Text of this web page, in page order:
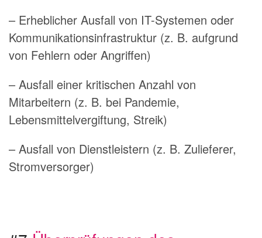
– Erheblicher Ausfall von IT-Systemen oder
Kommunikationsinfrastruktur (z. B. aufgrund
von Fehlern oder Angriffen)
– Ausfall einer kritischen Anzahl von
Mitarbeitern (z. B. bei Pandemie,
Lebensmittelvergiftung, Streik)
– Ausfall von Dienstleistern (z. B. Zulieferer,
Stromversorger)